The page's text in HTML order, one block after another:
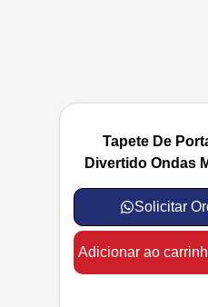
Tapete De
Divertido Ondas
Solicitar
Adicionar ao